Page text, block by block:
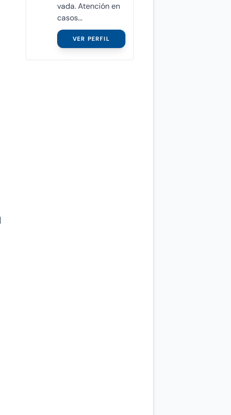
vada. Atención en
casos...
VER PERFIL